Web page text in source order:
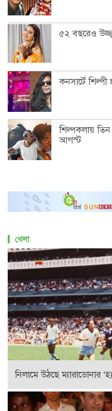
৫২ বছরেও
কনসার্টে
শিল্পকলায়
আগস্ট
খেলা
নিলামে উঠছে ম্যারাডোনার